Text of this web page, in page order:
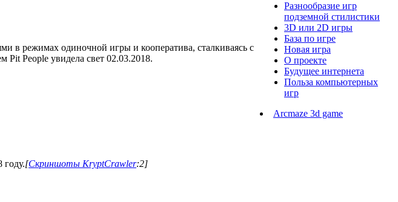
в режимах одиночной игры и кооператива, сталкиваясь с
People увидела свет 02.03.2018.
году.[Скриншоты KryptCrawler:2]
Разнообразие игр
подземной стилистики
3D или 2D игры
База по игре
Новая игра
О проекте
Будущее интернета
Польза компьютерных
игр
Arcmaze 3d game